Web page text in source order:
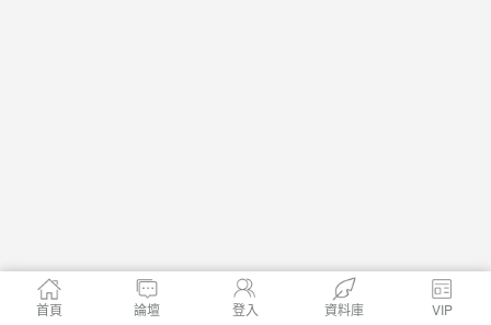
首頁 論壇 登入 資料庫 VIP